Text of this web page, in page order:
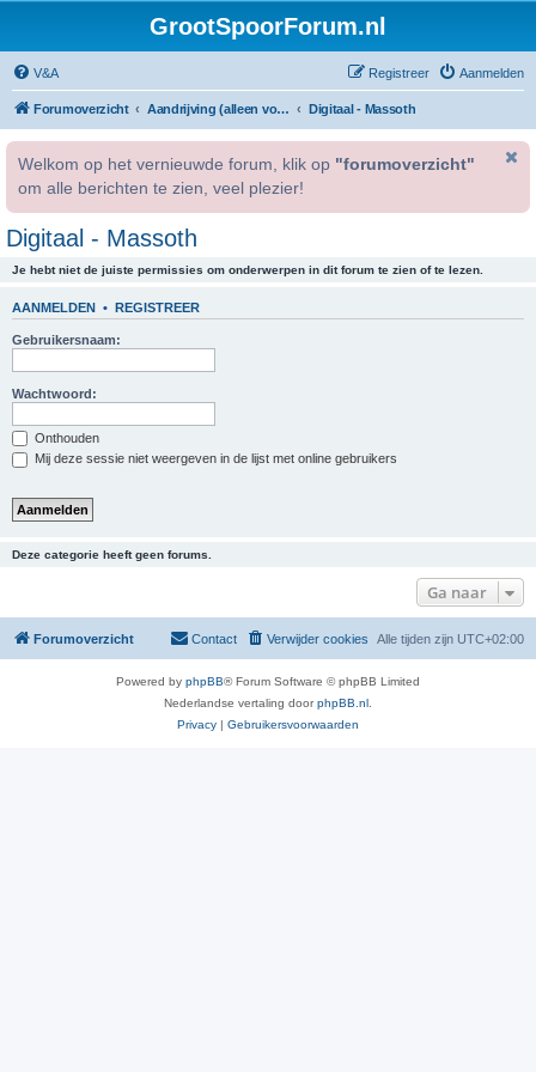
GrootSpoorForum.nl
V&A Aanmelden
Registreer
Forumoverzicht Aandrijving (alleen voor geregistreerde gebruikers). Digitaal - Massoth
Welkom op het vernieuwde forum, klik op "forumoverzicht"
om alle berichten te zien, veel plezier!
Digitaal - Massoth
Je hebt niet de juiste permissies om onderwerpen in dit forum te zien of te lezen.
AANMELDEN • REGISTREER
Gebruikersnaam:
Wachtwoord:
Onthouden
Mij deze sessie niet weergeven in de lijst met online gebruikers
Deze categorie heeft geen forums.
Ga naar
Forumoverzicht Alle tijden zijn UTC+02:00
Verwijder cookies
Contact
Powered by phpBB® Forum Software © phpBB Limited
Nederlandse vertaling doorphpBB.nl
Privacy | Gebruikersvoorwaarden